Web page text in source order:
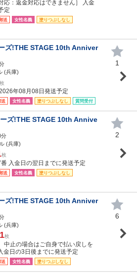
応：返金対応はできません］ 入金
定
送 女性名義
塗りつぶしなし
ズ!THE STAGE 10th Anniver
(兵庫)
枚
年08月08日発送予定
送 女性名義 塗りつぶしなし 質問受付
1
ズ!THE STAGE 10th Annive
分
(兵庫)
枚
入金日の翌日までに発送予定
送 女性名義
塗りつぶしなし
2
ズ!THE STAGE 10th Anniver
(兵庫)
1枚
止の場合はご自身で払い戻しを
金日の3日後までに発送予定
送 女性名義 塗りつぶしなし
6